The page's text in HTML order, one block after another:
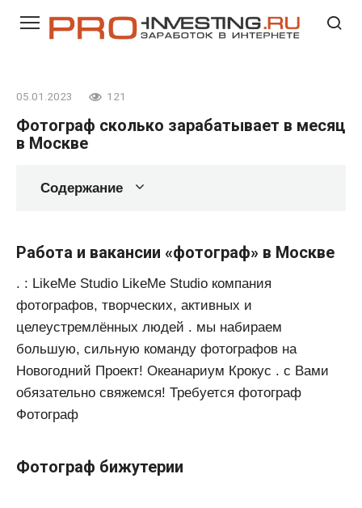
05.01.2023 121
Фотограф сколько зарабатывает в месяц
в Москве
Содержание
Работа и вакансии «фотограф» в Москве
. : LikeMe Studio LikeMe Studio компания
фотографов, творческих, активных и
целеустремлённых людей . мы набираем
большую, сильную команду фотографов на
Новогодний Проект! Океанариум Крокус . с Вами
обязательно свяжемся! Требуется фотограф
Фотограф
Фотограф бижутерии